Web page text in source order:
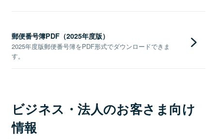
郵便番号簿PDF（2025年度版）
2025年度版郵便番号簿をPDF形式でダウンロードできま
す。
ビジネス・法人のお客さま向け
情報